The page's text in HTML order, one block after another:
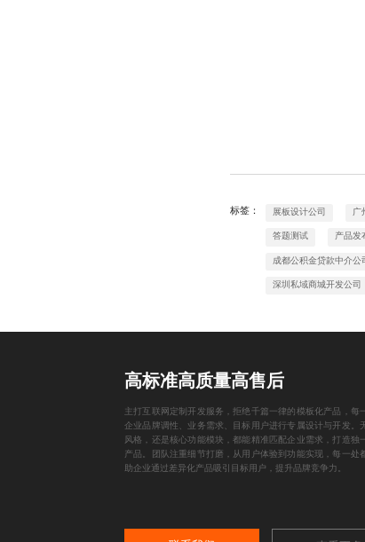
标签： 展板设计公司 广
答题测试 产品发
成都公积金贷款中介公
深圳私域商城开发公司
高标准高质量高售后
主打互联网定制开发服务，拒绝千篇一律的模板化产品，每
企业品牌调性、业务需求、目标用户进行专属设计与开发。
风格，还是核心功能模块，都能精准匹配企业需求，打造独
产品。团队注重细节打磨，从用户体验到功能实现，每一处
助企业通过差异化产品吸引目标用户，提升品牌竞争力。